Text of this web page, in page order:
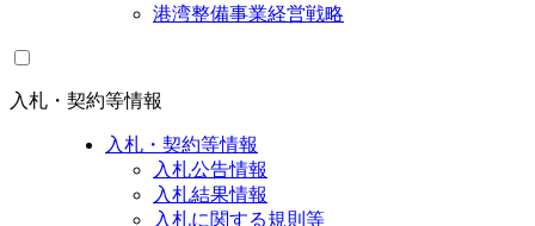
港湾整備事業経営戦略
入札・契約等情報
入札・契約等情報
入札公告情報
入札結果情報
入札に関する規則等